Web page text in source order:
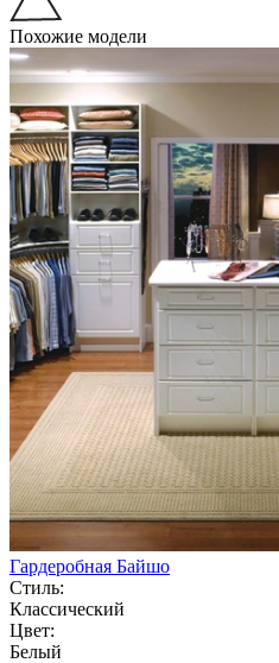
Похожие модели
Гардеробная Байшо
Стиль:
Классический
Цвет:
Белый